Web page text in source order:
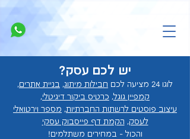
יש לכם עסק?
לוגו 24 מציעה לכם חבילות מיתוג, בניית אתרים,
קמפיין גוגל, כרטיס ביקור דיגיטלי,
עיצוב פוסטים לרשתות החברתיות, מספר וירטואלי
לעסק, הקמת דף פייסבוק עסקי
והכול - במחירים משתלמים!